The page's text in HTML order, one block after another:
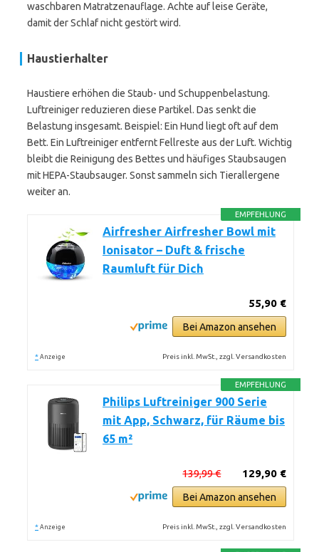
waschbaren Matratzenauflage. Achte auf leise Geräte,
damit der Schlaf nicht gestört wird.
Haustierhalter
Haustiere erhöhen die Staub- und Schuppenbelastung.
Luftreiniger reduzieren diese Partikel. Das senkt die
Belastung insgesamt. Beispiel: Ein Hund liegt oft auf dem
Bett. Ein Luftreiniger entfernt Fellreste aus der Luft. Wichtig
bleibt die Reinigung des Bettes und häufiges Staubsaugen
mit HEPA-Staubsauger. Sonst sammeln sich Tierallergene
weiter an.
EMPFEHLUNG
Airfresher Airfresher Bowl mit
Ionisator – Duft & frische
Raumluft für Dich
55,90 €
Bei Amazon ansehen
* Anzeige Preis inkl. MwSt., zzgl. Versandkosten
EMPFEHLUNG
Philips Luftreiniger 900 Serie
mit App, Schwarz, für Räume bis
65 m²
129,90 €
139,99 €
Bei Amazon ansehen
* Anzeige Preis inkl. MwSt., zzgl. Versandkosten